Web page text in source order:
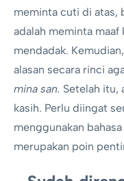
meminta cuti di atas,
adalah meminta maaf
mendadak.
alasan secara rinci
mina san. Setelah itu,
kasih. Perlu diingat
menggunakan
merupakan poin